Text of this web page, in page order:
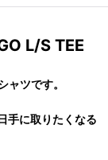
L/S TEE
ャツです。
手に取りたくなる